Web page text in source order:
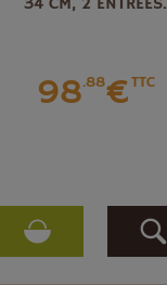
98.88€TTC